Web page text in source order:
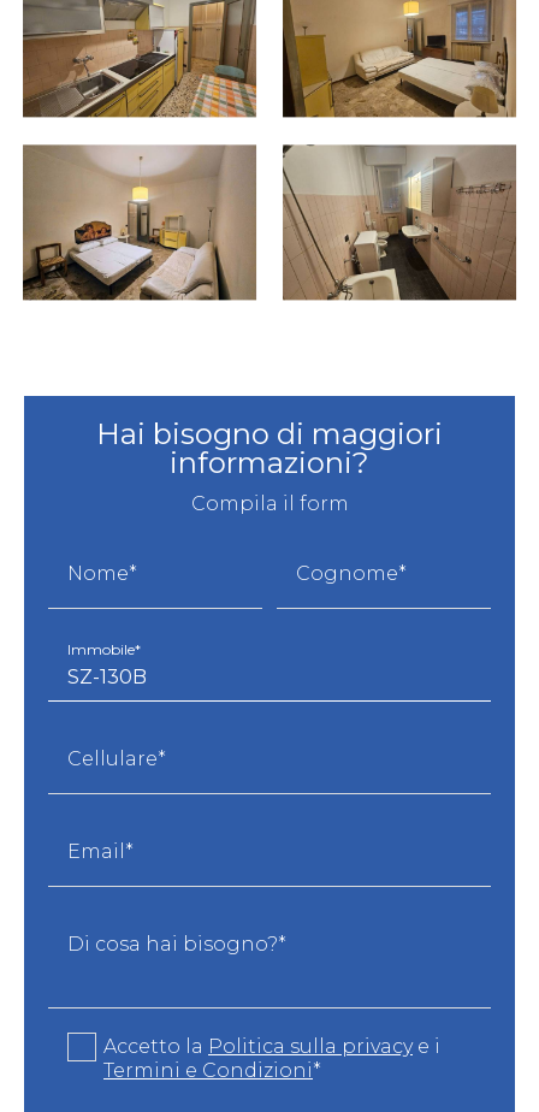
Hai bisogno di maggiori
informazioni?
Compila il form
Nome* Cognome*
Immobile*
Cellulare*
Email*
Di cosa hai bisogno?*
Accetto la Politica sulla privacye i
Termini e Condizioni*